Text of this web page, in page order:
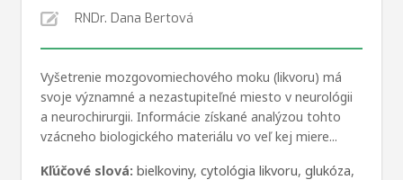
RNDr. Dana Bertová
Vyšetrenie mozgovomiechového moku (likvoru) má
svoje významné a nezastupiteľné miesto v neurológii
a neurochirurgii. Informácie získané analýzou tohto
vzácneho biologického materiálu vo veľ kej miere...
Kľúčové slová: bielkoviny, cytológia likvoru, glukóza,